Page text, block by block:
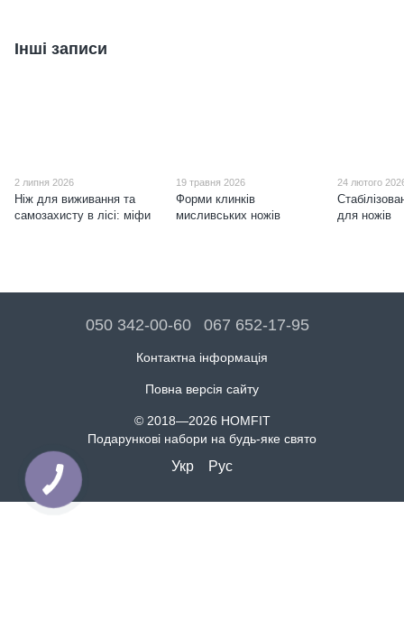
Інші записи
2 липня 2026
Ніж для виживання та
самозахисту в лісі: міфи
19 травня 2026
Форми клинків
мисливських ножів
24 лютого
для ножів
050 342-00-60 067 652-17-95
Контактна інформація
Повна версія сайту
© 2018—2026 HOMFIT
Подарункові набори на будь-яке свято
Укр Рус